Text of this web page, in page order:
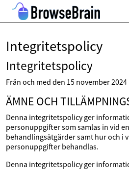
Integritetspolicy
Integritetspolicy
Från och med den 15 november 2024
ÄMNE OCH
Denna integritetspolicy ger
personuppgifter som samlas in vid
behandlingsåtgärder samt hur och i
personuppgifter behandlas.
Denna integritetspolicy ger